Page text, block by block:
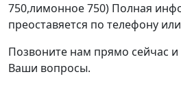
750,лимонное 750) Полная
преоставяется по телефону
Позвоните нам прямо сейчас
Ваши вопросы.